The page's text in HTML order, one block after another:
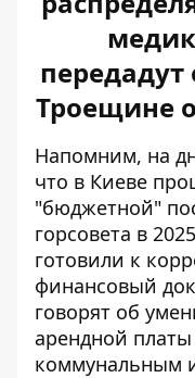
Троещине
Напомним, на
что в Киеве
"бюджетной"
горсовета в
готовили к
финансовый
говорят об
арендной
коммунальным